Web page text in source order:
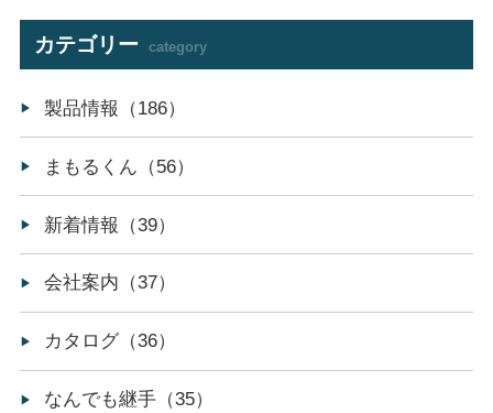
カテゴリー category
製品情報（186）
まもるくん（56）
新着情報（39）
会社案内（37）
カタログ（36）
なんでも継手（35）